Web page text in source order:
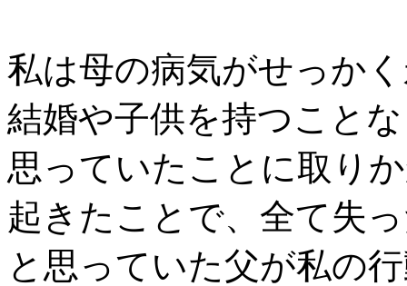
私は母の病気がせっか
結婚や子供を持つこと
思っていたことに取り
起きたことで、全て失
と思っていた父が私の